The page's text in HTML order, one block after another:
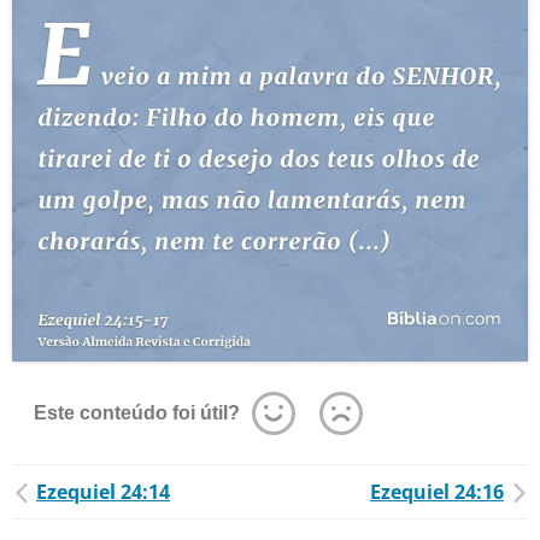
Este conteúdo foi útil?
Ezequiel 24:14 Ezequiel 24:16